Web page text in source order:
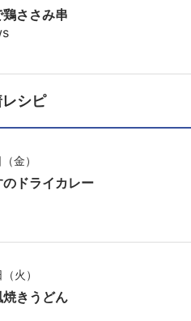
ささみ串
シピ
金）
ドライカレー
火）
きうどん